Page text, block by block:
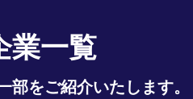
業一覧
部をご紹介いたします。